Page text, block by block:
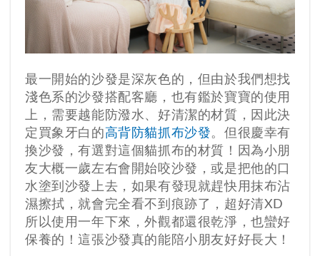
最一開始的沙發是深灰色的，但由於我們想找
淺色系的沙發搭配客廳，也有鑑於寶寶的使用
上，需要越能防潑水、好清潔的材質，因此決
定買象牙白的高背防貓抓布沙發。但很慶幸有
換沙發，有選對這個貓抓布的材質！因為小朋
友大概一歲左右會開始咬沙發，或是把他的口
水塗到沙發上去，如果有發現就趕快用抹布沾
濕擦拭，就會完全看不到痕跡了，超好清XD
所以使用一年下來，外觀都還很乾淨，也蠻好
保養的！這張沙發真的能陪小朋友好好長大！